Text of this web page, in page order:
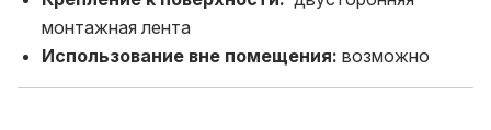
монтажная лента
Использование вне помещения: возможно